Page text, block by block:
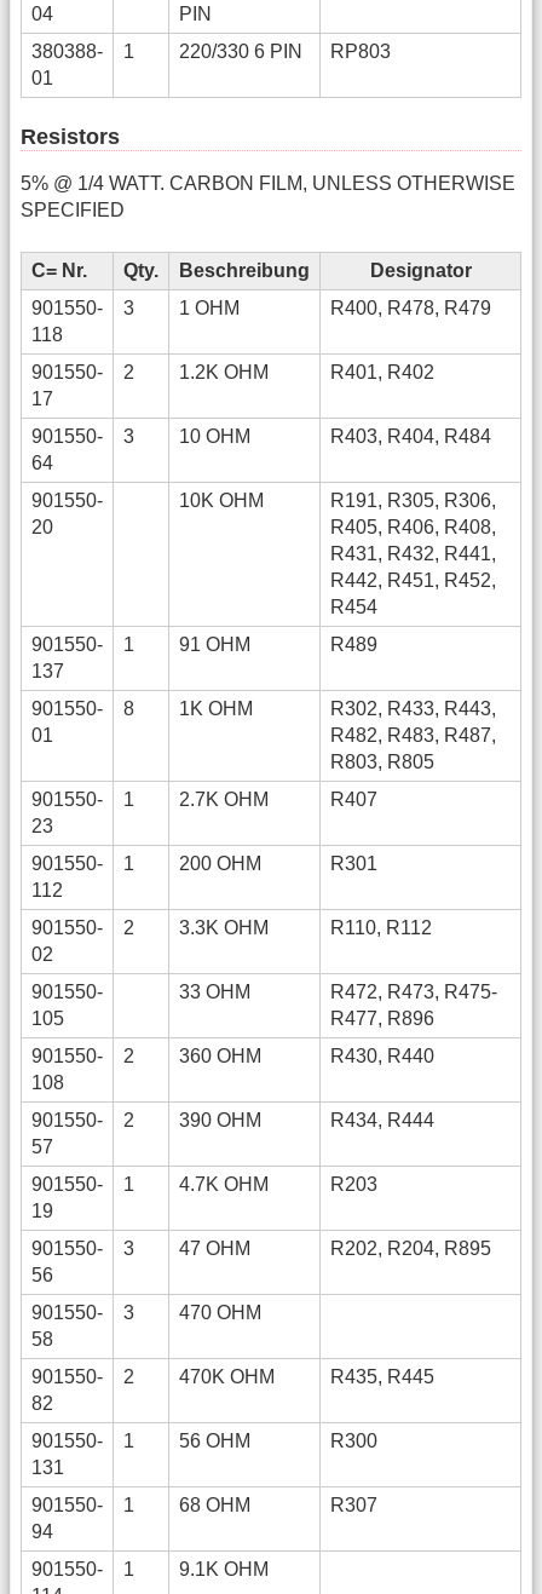
04
PIN
380388-
01
1 220/330 6 PIN RP803
Resistors
5% @ 1/4 WATT. CARBON FILM, UNLESS OTHERWISE
SPECIFIED
C= Nr. Qty. Beschreibung
Designator
901550-
118
3 1 OHM R400, R478, R479
901550-
17
2 1.2K OHM R401, R402
901550-
64
3 10 OHM R403, R404, R484
901550-
20
10K OHM
R191, R305, R306,
R405, R406, R408,
R431, R432, R441,
R442, R451, R452,
R454
901550-
137
1 91 OHM R489
901550-
01
8 1K OHM
R302, R433, R443,
R482, R483, R487,
R803, R805
901550-
23
1 2.7K OHM R407
901550-
112
1 200 OHM R301
901550-
02
2 3.3K OHM R110, R112
901550-
105
33 OHM
R472, R473, R475-
R477, R896
901550-
108
2 360 OHM R430, R440
901550-
57
2 390 OHM R434, R444
901550-
19
1 4.7K OHM R203
901550-
56
3 47 OHM R202, R204, R895
901550-
58
3 470 OHM
901550-
82
2 470K OHM R435, R445
901550-
131
1 56 OHM R300
901550-
94
1 68 OHM R307
901550-
1 9.1K OHM